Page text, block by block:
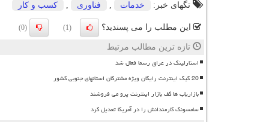
تگهای خبر: خدمات فناوری كسب و كار
این مطلب را می پسندید؟ (1)
(0)
تازه ترین مطالب مرتبط
استارلینک در عراق رسما فعال شد
20 گیگ اینترنت رایگان ویژه مشترکان استانهای جنوبی کشور
بازاریاب ها کف بازار اینترنت پرو می فروشند
سامسونگ کارمندانش را در آمریکا تعدیل کرد